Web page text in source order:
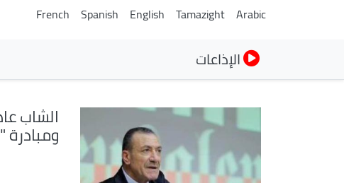
Arabic
Tamazight
English
Spanish
French
الإذاعات
الشاب